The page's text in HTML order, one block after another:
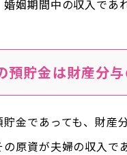
姻期間中の収入であ
預貯金は財産分
金であっても、財産
原資が夫婦の収入で